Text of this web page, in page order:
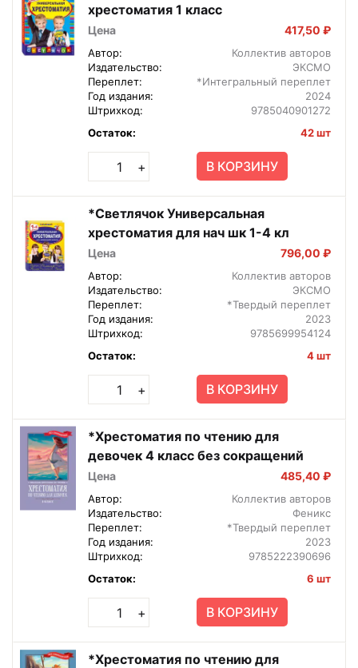
хрестоматия 1 класс
Цена 417,50 ₽
Автор:
Коллектив авторов
Издательство:
ЭКСМО
Переплет:
*Интегральный переплет
Год издания:
2024
Штрихкод:
9785040901272
Остаток:
42 шт
+ В КОРЗИНУ
*Светлячок Универсальная
хрестоматия для нач шк 1-4 кл
Цена 796,00 ₽
Автор:
Коллектив авторов
Издательство:
ЭКСМО
Переплет:
*Твердый переплет
Год издания:
2023
Штрихкод:
9785699954124
Остаток:
4 шт
+ В КОРЗИНУ
*Хрестоматия по чтению для
девочек 4 класс без сокращений
Цена 485,40 ₽
Автор:
Коллектив авторов
Издательство:
Феникс
Переплет:
*Твердый переплет
Год издания:
2023
Штрихкод:
9785222390696
Остаток:
6 шт
+ В КОРЗИНУ
*Хрестоматия по чтению для